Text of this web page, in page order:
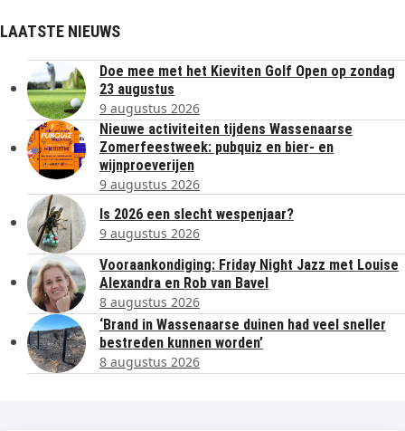
LAATSTE NIEUWS
Doe mee met het Kieviten Golf Open op zondag
23 augustus
9 augustus 2026
Nieuwe activiteiten tijdens Wassenaarse
Zomerfeestweek: pubquiz en bier- en
wijnproeverijen
9 augustus 2026
Is 2026 een slecht wespenjaar?
9 augustus 2026
Vooraankondiging: Friday Night Jazz met Louise
Alexandra en Rob van Bavel
8 augustus 2026
‘Brand in Wassenaarse duinen had veel sneller
bestreden kunnen worden’
8 augustus 2026